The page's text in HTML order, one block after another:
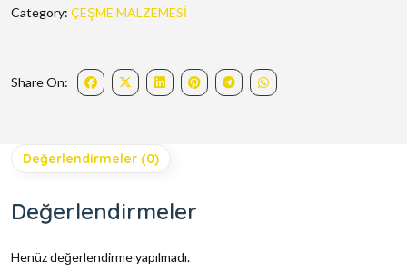
Category: ÇEŞME MALZEMESİ
Share On:
Değerlendirmeler (0)
Değerlendirmeler
Henüz değerlendirme yapılmadı.